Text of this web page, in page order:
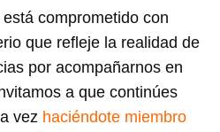
está comprometido con
que refleje la realidad de
por acompañarnos en
a que continúes
vez haciéndote miembro